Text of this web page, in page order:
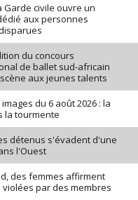
Garde civile ouvre un
aux personnes
du concours
de ballet sud-africain
aux jeunes talents
du 6 août 2026 : la
la tourmente
détenus s'évadent d'une
l'Ouest
des femmes affirment
violées par des membres